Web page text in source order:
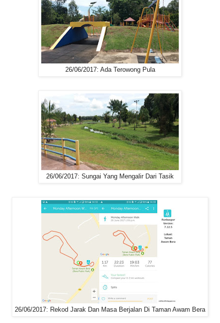
26/06/2017: Ada Terowong Pula
26/06/2017: Sungai Yang Mengalir Dari Tasik
26/06/2017: Rekod Jarak Dan Masa Berjalan Di Taman Awam Bera